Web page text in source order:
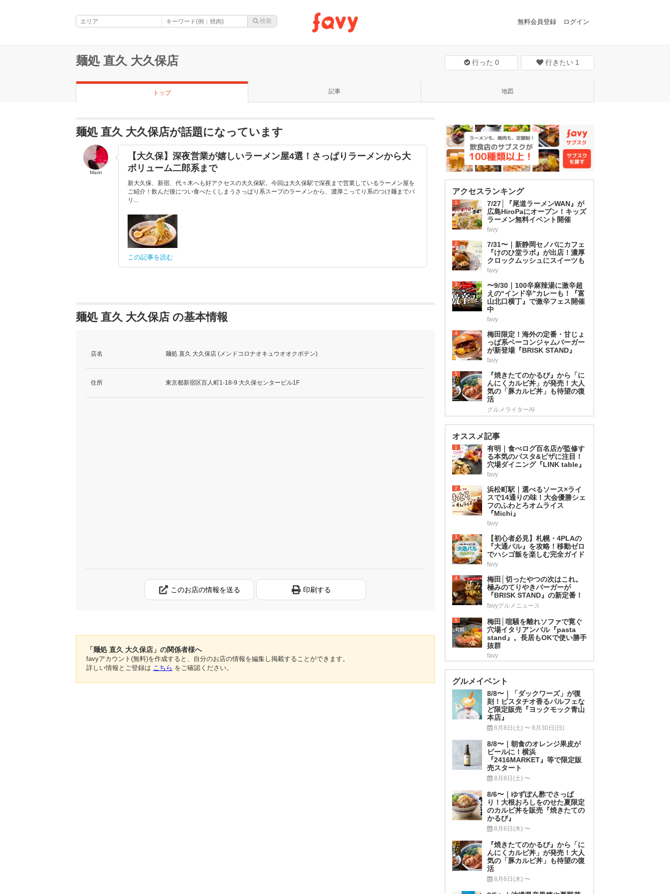
無料会員登録 ログイン
麺処 直久 大久保店 行った 0 行きたい 1
トップ 記事 地図
麺処 直久 大久保店が話題になっています
Marin
【大久保】深夜営業が嬉しいラーメン屋4選！さっぱりラーメンから大
ボリューム二郎系まで
新大久保、新宿、代々木へも好アクセスの大久保駅。今回は大久保駅で深夜まで営業しているラーメン屋を
ご紹介！飲んだ後につい食べたくしまうさっぱり系スープのラーメンから、濃厚こってり系のつけ麺までバ
リ...
この記事を読む
麺処 直久 大久保店 の基本情報
店名 麺処 直久 大久保店 (メンドコロナオキュウオオクボテン)
住所 東京都新宿区百人町1-18-9 大久保センタービル1F
このお店の情報を送る 印刷する
「麺処 直久 大久保店」の関係者様へ
favyアカウント(無料)を作成すると、自分のお店の情報を編集し掲載することができます。
詳しい情報とご登録は こちら をご確認ください。
アクセスランキング
1
7/27│『尾道ラーメンWAN』が
広島HiroPaにオープン！キッズ
ラーメン無料イベント開催
favy
2
7/31〜｜新静岡セノバにカフェ
『けのひ堂ラボ』が出店！濃厚
クロックムッシュにスイーツも
favy
3
〜9/30｜100辛麻辣湯に激辛超
えの“インド辛”カレーも！『富
山北口横丁』で激辛フェス開催
中
favy
4
梅田限定！海外の定番・甘じょ
っぱ系ベーコンジャムバーガー
が新登場『BRISK STAND』
favy
5
『焼きたてのかるび』から「に
んにくカルビ丼」が発売！大人
気の「豚カルビ丼」も待望の復
活
グルメライターAI
オススメ記事
1
有明｜食べログ百名店が監修す
る本気のパスタ&ピザに注目！
穴場ダイニング『LINK table』
favy
2
浜松町駅｜選べるソース×ライ
スで14通りの味！大会優勝シェ
フのふわとろオムライス
『Michi』
favy
3
【初心者必見】札幌・4PLAの
『大通バル』を攻略！移動ゼロ
でハシゴ飯を楽しむ完全ガイド
favy
4
梅田│切ったやつの次はこれ。
極みのてりやきバーガーが
『BRISK STAND』の新定番！
favyグルメニュース
5
梅田│喧騒を離れソファで寛ぐ
穴場イタリアンバル『pasta
stand』。長居もOKで使い勝手
抜群
favy
グルメイベント
8/8〜｜「ダックワーズ」が復
刻！ピスタチオ香るパルフェな
ど限定販売『ヨックモック青山
本店』
8月8日(土) 〜 8月30日(日)
8/8〜｜朝食のオレンジ果皮が
ビールに！横浜
『2416MARKET』等で限定販
売スタート
8月8日(土) 〜
8/6〜｜ゆずぽん酢でさっぱ
り！大根おろしをのせた夏限定
のカルビ丼を販売『焼きたての
かるび』
8月6日(木) 〜
『焼きたてのかるび』から「に
んにくカルビ丼」が発売！大人
気の「豚カルビ丼」も待望の復
活
8月6日(木) 〜